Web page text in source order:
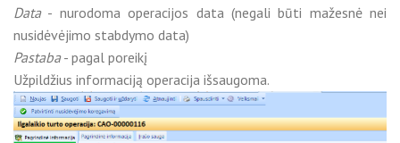
Data- nurodoma operacijos data (negali būti mažesnė nei
nusidėvėjimo stabdymo data)
Pastaba- pagal poreikį
Užpildžius informaciją operacija išsaugoma.